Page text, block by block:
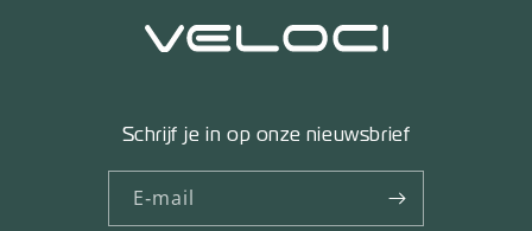
Schrijf je in op onze nieuwsbrief
E‑mail